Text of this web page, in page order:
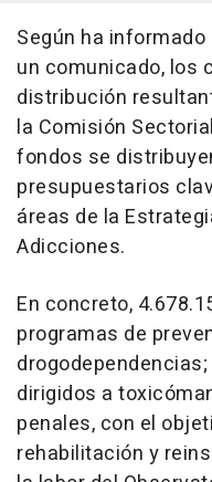
Según ha
un comunicado, los
distribución
la Comisión
fondos se
presupuestarios
áreas de la
Adicciones.
En concreto,
programas de
dirigidos a
penales, con el
rehabilitación y